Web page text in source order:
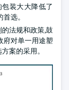
装大大降低了
选。
法规和政策,鼓
府对单一用途塑
案的采用。